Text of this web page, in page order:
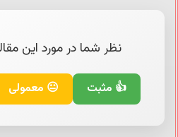
نظر شما در مورد این
👍 مثبت 😐 معمولی